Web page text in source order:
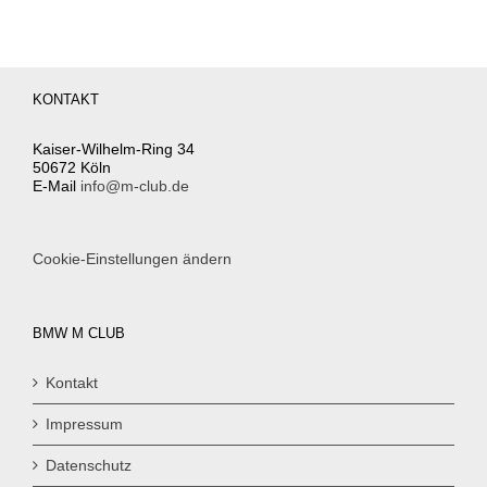
KONTAKT
Kaiser-Wilhelm-Ring 34
50672 Köln
E-Mail info@m-club.de
Cookie-Einstellungen ändern
BMW M CLUB
Kontakt
Impressum
Datenschutz